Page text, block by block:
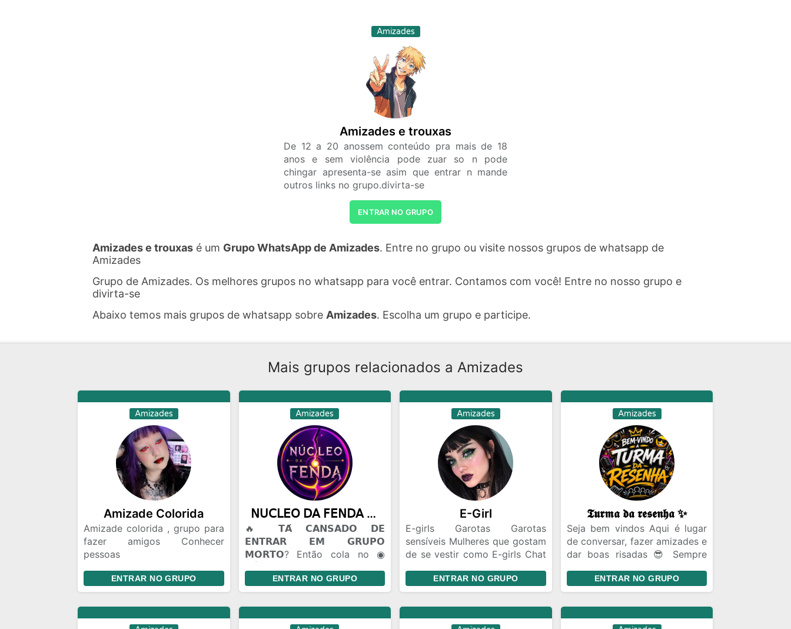
Amizades
Amizades e trouxas
De 12 a 20 anossem conteúdo pra mais de 18
anos e sem violência pode zuar so n pode
chingar apresenta-se asim que entrar n mande
outros links no grupo.divirta-se
ENTRAR NO GRUPO
Amizades e trouxas é um Grupo WhatsApp de Amizades. Entre no grupo ou visite nossos grupos de whatsapp de
Amizades
Grupo de Amizades. Os melhores grupos no whatsapp para você entrar. Contamos com você! Entre no nosso grupo e
divirta-se
Abaixo temos mais grupos de whatsapp sobre Amizades. Escolha um grupo e participe.
Mais grupos relacionados a Amizades
Amizades
Amizade Colorida
Amizade colorida , grupo para
fazer amigos Conhecer
pessoas
colorida ou algo mais Chat e
bate papo Gincanas Chamadas
de vídeo em grupo Marcar
encontros Amizades com
ENTRAR NO GRUPO
Amizades
𝖭𝖴𝖢𝖫𝖤𝖮 𝖣𝖠 𝖥𝖤𝖭𝖣𝖠 ◉ 100m
🔥 𝗧𝗔́ 𝗖𝗔𝗡𝗦𝗔𝗗𝗢 𝗗𝗘
𝗘𝗡𝗧𝗥𝗔𝗥 𝗘𝗠 𝗚𝗥𝗨𝗣𝗢
𝗠𝗢𝗥𝗧𝗢? Então cola no ◉
𝗣𝗔𝗣𝗢 𝗙𝗟𝗨𝗜... 😂 Zoeira pesada
(☠️🫣). 🤝 Amizades novas 🤡.
🔥 Flerte liberado +18. 🎈
𝗩𝗢𝗖Ê 𝗣𝗢𝗗𝗘 𝗘𝗡𝗧𝗥𝗔𝗥 𝗦𝗘𝗠
ENTRAR NO GRUPO
Amizades
E-Girl
E-girls Garotas Garotas
sensíveis Mulheres que gostam
de se vestir como E-girls Chat
Gincanas Bate Papo Conhecer
pessoas de todo Brasil
Relacionamento Namoro a
distância
ENTRAR NO GRUPO
Amizades
𝕿𝖚𝖗𝖒𝖆 𝖉𝖆 𝖗𝖊𝖘𝖊𝖓𝖍𝖆 ✨
Seja bem vindos Aqui é lugar
de conversar, fazer amizades e
dar boas risadas 😎 Sempre
ENTRAR NO GRUPO